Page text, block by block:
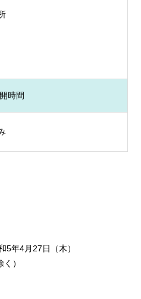
時間
5年4月27日（木）
）